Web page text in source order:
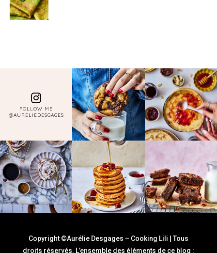
FOLLOW ME
@AURELIEDESGAGES
Copyright ©Aurélie Desgages – Cooking Lili | Tous
droits réservés. L’ensemble des éléments de ce blog :